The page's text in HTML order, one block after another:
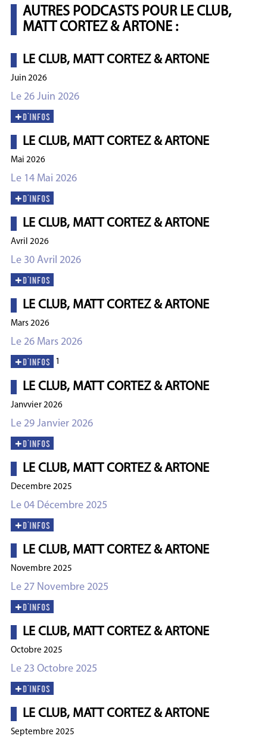
AUTRES PODCASTS POUR LE CLUB,
MATT CORTEZ & ARTONE :
LE CLUB, MATT CORTEZ & ARTONE
Juin 2026
Le 26 Juin 2026
LE CLUB, MATT CORTEZ & ARTONE
Mai 2026
Le 14 Mai 2026
LE CLUB, MATT CORTEZ & ARTONE
Avril 2026
Le 30 Avril 2026
LE CLUB, MATT CORTEZ & ARTONE
Mars 2026
Le 26 Mars 2026
LE CLUB, MATT CORTEZ & ARTONE
Janvvier 2026
Le 29 Janvier 2026
LE CLUB, MATT CORTEZ & ARTONE
Decembre 2025
Le 04 Décembre 2025
LE CLUB, MATT CORTEZ & ARTONE
Novembre 2025
Le 27 Novembre 2025
LE CLUB, MATT CORTEZ & ARTONE
Octobre 2025
Le 23 Octobre 2025
LE CLUB, MATT CORTEZ & ARTONE
Septembre 2025
1